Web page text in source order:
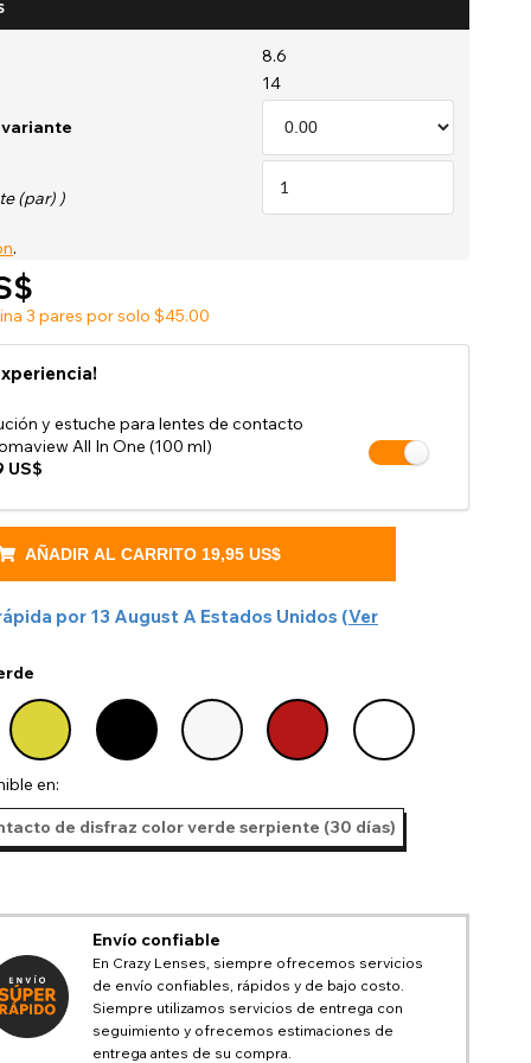
8.6
14
(par) )
.
3 pares por solo $45.00
y estuche para lentes de contacto
All In One (100 ml)
US$
AÑADIR AL CARRITO 19,95 US$
por 13 August A Estados Unidos (Ver
en:
de disfraz color verde serpiente (30 días)
Envío confiable
En Crazy Lenses, siempre ofrecemos servicios
de envío confiables, rápidos y de bajo costo.
Siempre utilizamos servicios de entrega con
seguimiento y ofrecemos estimaciones de
entrega antes de su compra.